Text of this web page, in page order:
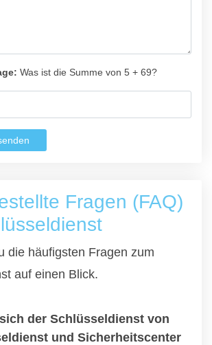
Was ist die Summe von 5 + 69?
Fragen (FAQ)
die häufigsten Fragen zum
auf einen Blick.
der Schlüsseldienst von
und Sicherheitscenter